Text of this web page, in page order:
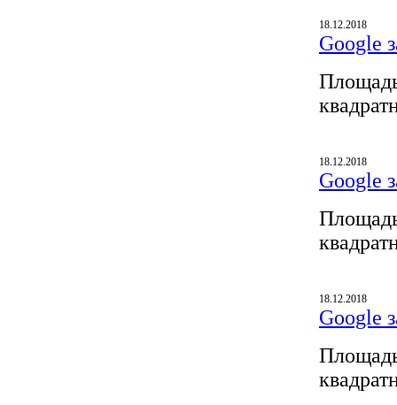
18.12.2018
Google
18.12.2018
Google
18.12.2018
Google